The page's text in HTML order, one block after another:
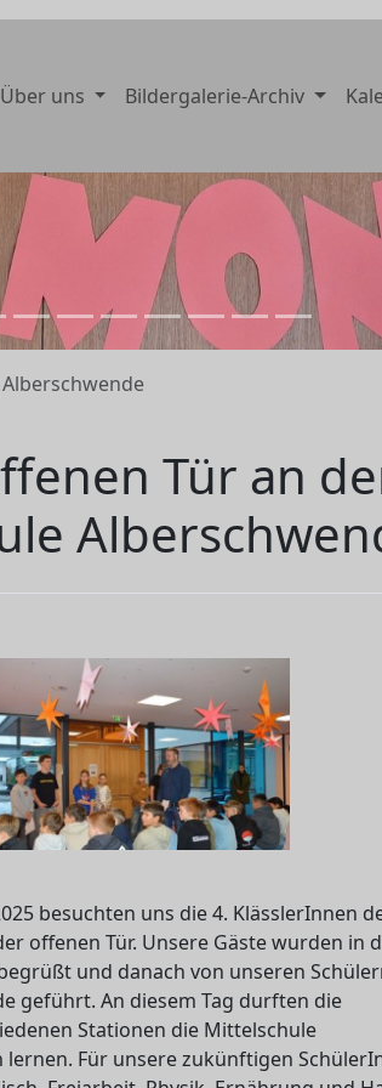
Über uns Bildergalerie-Archiv
Tür an
besuchten uns die 4. KlässlerInnen
offenen Tür. Unsere Gäste wurden in
und danach von unseren
geführt. An diesem Tag durften die
Stationen die Mittelschule
Für unsere zukünftigen